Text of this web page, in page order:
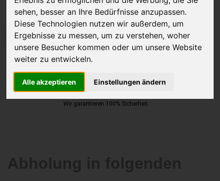
sehen, besser an Ihre Bedürfnisse anzupassen.
Diese Technologien nutzen wir außerdem, um
Ergebnisse zu messen, um zu verstehen, woher
unsere Besucher kommen oder um unsere Website
weiter zu entwickeln.
Alle akzeptieren Einstellungen ändern
JETZT KOSTENLOSE BEWERTUNG
Kostenloses Angebotfür den Ankauf Ihres Autos inklusive der
Abholung, auf Wunsch sofort Geld. Ihre Daten werden nicht mit Dritten
Wir garantieren 100% Sicherheit.